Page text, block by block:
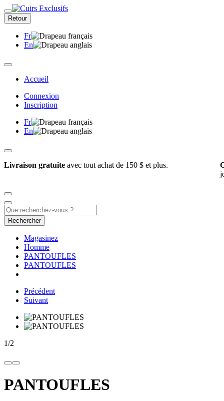
Retour
Fr
En
Accueil
Connexion
Inscription
Fr
En
Livraison gratuite avec tout achat de 150 $ et plus.
Rechercher
Magasinez
Homme
PANTOUFLES
PANTOUFLES
Précédent
Suivant
1/2
PANTOUFLES